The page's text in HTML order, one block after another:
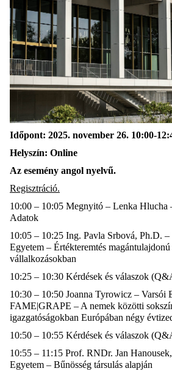
Időpont: 2025. november 26. 10:00-
Helyszín: Online
Az esemény angol nyelvű.
Regisztráció.
10:00 – 10:05 Megnyitó – Lenka Hlucha
Adatok
10:05 – 10:25 Ing. Pavla Srbová, Ph.D.
Egyetem – Értékteremtés magántulajdonú
vállalkozásokban
10:25 – 10:30 Kérdések és válaszok
10:30 – 10:50 Joanna Tyrowicz – Varsói
FAME|GRAPE – A nemek közötti
igazgatóságokban Európában négy
10:50 – 10:55 Kérdések és válaszok
10:55 – 11:15 Prof. RNDr. Jan Hanousek,
Egyetem – Bűnösség társulás alapján